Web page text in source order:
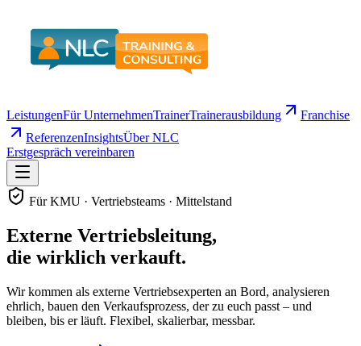
LeistungenFür UnternehmenTrainerTrainerausbildung
Franchise
ReferenzenInsightsÜber NLC
Erstgespräch vereinbaren
Für KMU · Vertriebsteams · Mittelstand
Externe Vertriebs­leitung,
die wirklich verkauft.
Wir kommen als externe Vertriebsexperten an Bord, analysieren
ehrlich, bauen den Verkaufsprozess, der zu euch passt – und
bleiben, bis er läuft. Flexibel, skalierbar, messbar.